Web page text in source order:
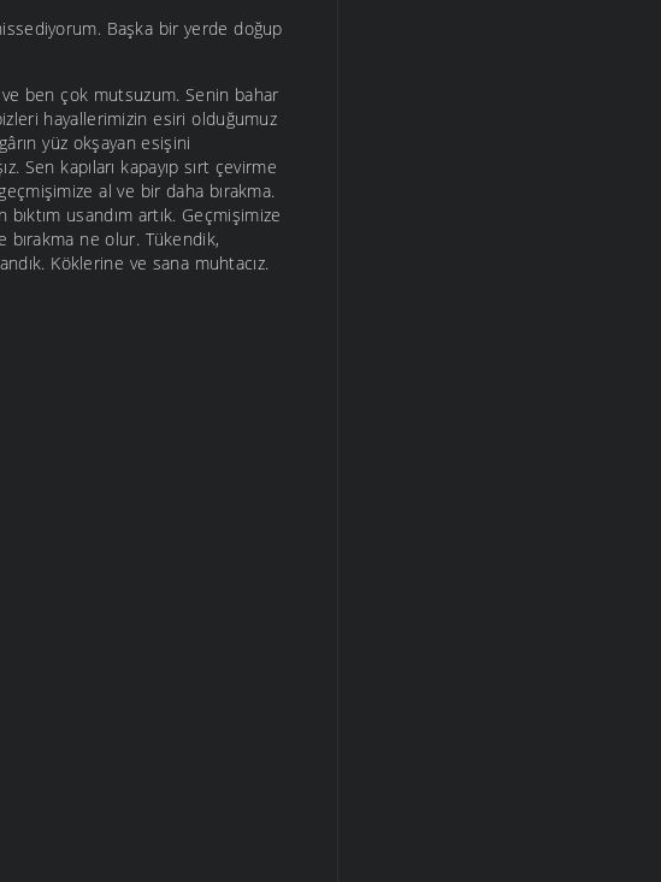
Başka bir yerde doğup
ve ben çok mutsuzum. Senin bahar
hayallerimizin esiri olduğumuz
yüz okşayan esişini
Sen kapıları kapayıp sırt çevirme
al ve bir daha bırakma.
usandım artık. Geçmişimize
bırakma ne olur. Tükendik,
Köklerine ve sana muhtacız.